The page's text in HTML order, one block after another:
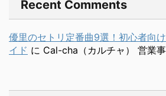
Recent Comments
優里のセトリ定番曲9選！初心者向
イド に Cal-cha（カルチャ） 営業